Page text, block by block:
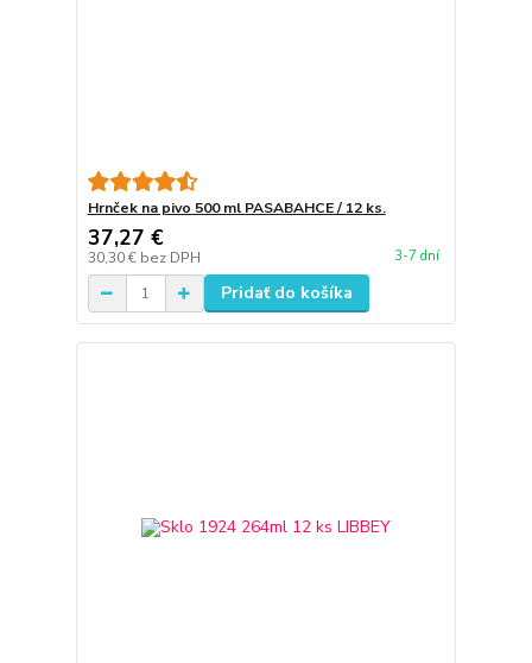
Hrnček na pivo 500 ml PASABAHCE / 12 ks.
37,27 €
30,30 € bez DPH 3-7 dní
Pridať do košíka